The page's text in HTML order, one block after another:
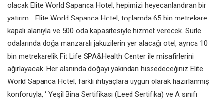
olacak Elite World Sapanca Hotel, hepimizi heyecanlandıran bir
yatırım… Elite World Sapanca Hotel, toplamda 65 bin metrekare
kapalı alanıyla ve 500 oda kapasitesiyle hizmet verecek. Suite
odalarında doğa manzaralı jakuzilerin yer alacağı otel, ayrıca 10
bin metrekarelik Fit Life SPA&Health Center ile misafirlerini
ağırlayacak. Her alanında doğayı yakından hissedeceğiniz Elite
World Sapanca Hotel, farklı ihtiyaçlara uygun olarak hazırlanmış
konforuyla, ‘ Yeşil Bina Sertifikası (Leed Sertifika) ve A sınıfı